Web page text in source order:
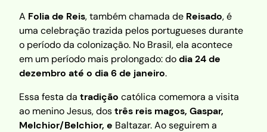
A Folia de Reis, também chamada de Reisado, é
uma celebração trazida pelos portugueses durante
o período da colonização. No Brasil, ela acontece
em um período mais prolongado: dodia 24 de
dezembro até o dia 6 de janeiro.
Essa festa da tradição católica comemora a visita
ao menino Jesus, dostrês reis magos, Gaspar,
Melchior/Belchior, e Baltazar. Ao seguirem a